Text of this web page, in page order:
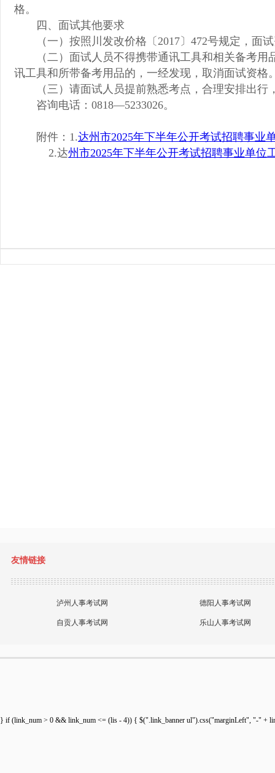
格。
四、面试其他要求
（一）按照川发改价格〔2017〕472号规定，
（二）面试人员不得携带通讯工具和相关备考
讯工具和所带备考用品的，一经发现，取消面试资格
（三）请面试人员提前熟悉考点，合理安排出
咨询电话：0818—5233026。
附件：1.达州市2025年下半年公开考试招聘事业
2.达州市2025年下半年公开考试招聘事业单
友情链接
泸州人事考试网 德阳人事考试网
自贡人事考试网 乐山人事考试网
} if (link_num > 0 && link_num <= (lis - 4)) { $(".link_banner ul").css("marginLeft", "-"